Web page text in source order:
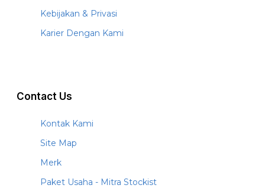
Kebijakan & Privasi
Karier Dengan Kami
Contact Us
Kontak Kami
Site Map
Merk
Paket Usaha - Mitra Stockist